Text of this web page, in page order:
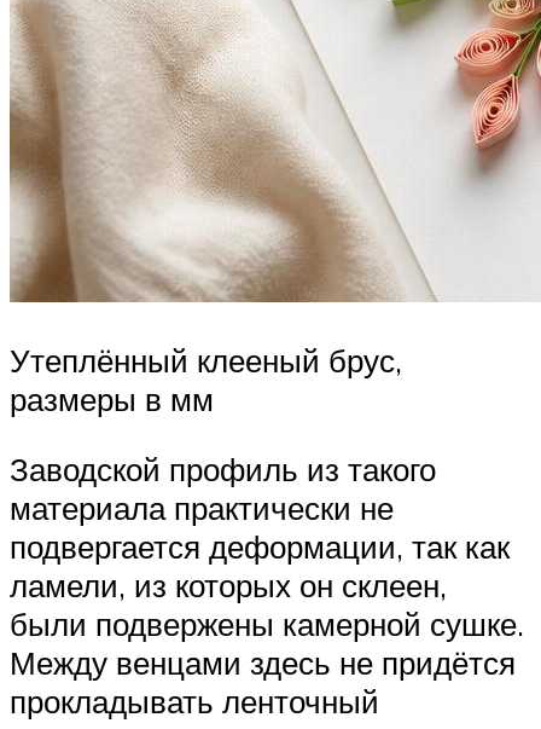
Утеплённый клееный брус,
размеры в мм
Заводской профиль из такого
материала практически не
подвергается деформации, так как
ламели, из которых он склеен,
были подвержены камерной сушке.
Между венцами здесь не придётся
прокладывать ленточный